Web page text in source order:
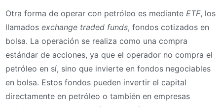
Otra forma de operar con petróleo es mediante ETF, los
llamados exchange traded funds, fondos cotizados en
bolsa. La operación se realiza como una compra
estándar de acciones, ya que el operador no compra el
petróleo en sí, sino que invierte en fondos negociables
en bolsa. Estos fondos pueden invertir el capital
directamente en petróleo o también en empresas